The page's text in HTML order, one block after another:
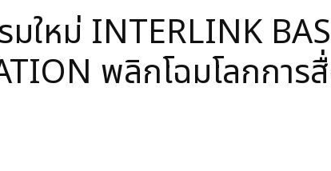
ใหม่ INTERLINK
พลิกโฉมโลกการ